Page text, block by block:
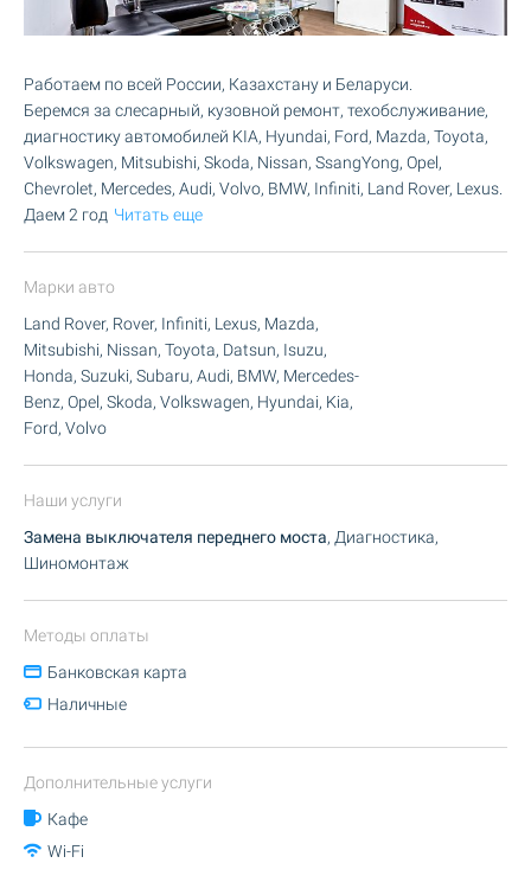
Работаем по всей России, Казахстану и Беларуси.
Беремся за слесарный, кузовной ремонт, техобслуживание,
диагностику автомобилей KIA, Hyundai, Ford, Mazda, Toyota,
Volkswagen, Mitsubishi, Skoda, Nissan, SsangYong, Opel,
Chevrolet, Mercedes, Audi, Volvo, BMW, Infiniti, Land Rover, Lexus.
Даем 2 год Читать еще
Марки авто
Land Rover, Rover, Infiniti, Lexus, Mazda,
Mitsubishi, Nissan, Toyota, Datsun, Isuzu,
Honda, Suzuki, Subaru, Audi, BMW, Mercedes-
Benz, Opel, Skoda, Volkswagen, Hyundai, Kia,
Ford, Volvo
Наши услуги
Замена выключателя переднего моста, Диагностика,
Шиномонтаж
Методы оплаты
Банковская карта
Наличные
Дополнительные услуги
Кафе
Wi-Fi